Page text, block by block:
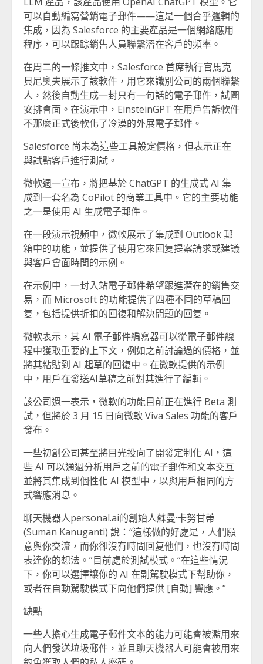
可以自動編寫營銷電子郵件——這是一個合乎邏輯的
集成，因為 Salesforce 的主要產品是一個網絡應用
程序，可以跟踪銷售人員聯繫潛在客戶的頻率。
在周二的一條推文中，Salesforce 首席執行官馬克
貝尼奧夫展示了該軟件，用它來識別公司的兩個聯繫
人，然後自動生成一封只有一句話的電子郵件，試圖
安排會面。在演示中，EinsteinGPT 在用戶告訴軟件
不那麼正式後軟化了冷漠的外展電子郵件。
Salesforce 尚未為這些工具設定價格，但表示正在
與試點客戶進行測試。
微軟週一宣布，將把基於 ChatGPT 的生成式 AI 集
成到一套名為 CoPilot 的商業工具中。它的主要功能
之一是使用 AI 生成電子郵件。
在一段演示視頻中，微軟展示了集成到 Outlook 郵
箱中的功能，並提供了使用它來回复提案請求或建議
與客戶會面時間的示例。
在示例中，一封入站電子郵件希望跟進潛在的銷售交
易，而 Microsoft 的功能提供了四種不同的草稿回
复，包括提供折扣的回復和解決問題的回复。
微軟表示，其 AI 電子郵件編寫器可以從電子郵件線
程中獲取重要的上下文，例如之前討論過的價格，並
將其粘貼到 AI 起草的回復中。在微軟提供的示例
中，用戶在發送AI草稿之前對其進行了編輯。
該公司週一表示，微軟的功能目前正在進行 Beta 測
試，但將於 3 月 15 日向微軟 Viva Sales 功能的客戶
發布。
一些初創公司甚至將目光投向了開發定制化 AI，這
些 AI 可以通過分析用戶之前的電子郵件和文本交互
並將其集成到個性化 AI 模型中，以與用戶相同的方
式響應消息。
聊天機器人personal.ai的創始人蘇曼·卡努甘蒂
(Suman Kanuganti) 說：“這樣做的好處是，人們願
意與你交流，而你卻沒有時間回复他們，也沒有時間
表達你的想法。”目前處於測試模式。“在這些情況
下，你可以選擇讓你的 AI 在副駕駛模式下幫助你，
或者在自動駕駛模式下向他們提供 [自動] 響應。”
缺點
一些人擔心生成電子郵件文本的能力可能會被濫用來
向人們發送垃圾郵件，並且聊天機器人可能會被用來